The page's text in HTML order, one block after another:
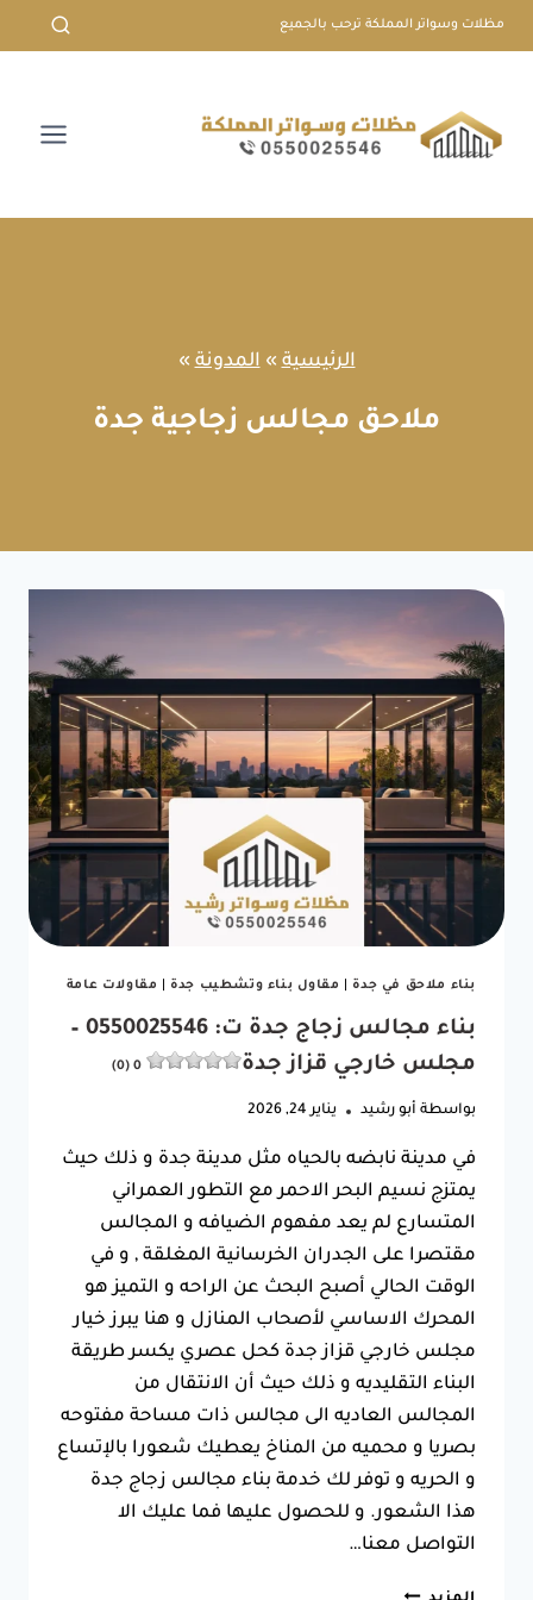
التجاوز
إلى
مظلات وسواتر المملكة ترحب بالجميع
الرئيسية » المدونة »
ملاحق مجالس زجاجية جدة
بناء ملاحق في جدة مقاول بناء وتشطيب جدة مقاولات عامة
بناء مجالس زجاج جدة ت: 0550025546 –
مجلس خارجي قزاز جدة
0 (0)
بواسطة أبو رشيد يناير 24, 2026
في مدينة نابضه بالحياه مثل مدينة جدة و ذلك حيث
يمتزج نسيم البحر الاحمر مع التطور العمراني
المتسارع لم يعد مفهوم الضيافه و المجالس
مقتصرا على الجدران الخرسانية المغلقة , و في
الوقت الحالي أصبح البحث عن الراحه و التميز هو
المحرك الاساسي لأصحاب المنازل و هنا يبرز خيار
مجلس خارجي قزاز جدة كحل عصري يكسر طريقة
البناء التقليديه و ذلك حيث أن الانتقال من
المجالس العاديه الى مجالس ذات مساحة مفتوحه
بصريا و محميه من المناخ يعطيك شعورا بالإتساع
و الحريه و توفر لك خدمة بناء مجالس زجاج جدة
هذا الشعور. و للحصول عليها فما عليك الا
التواصل معنا…
بناء